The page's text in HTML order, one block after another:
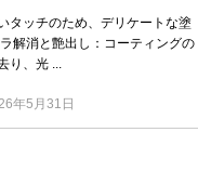
タッチのため、デリケートな塗
解消と艶出し：コーティングの
り、光 ...
年5月31日